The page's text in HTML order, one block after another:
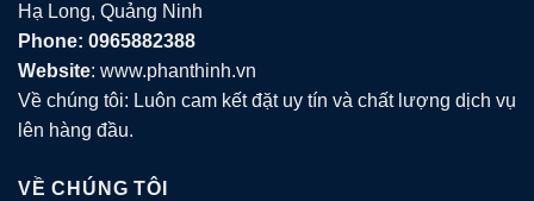
Hạ Long, Quảng Ninh
Phone: 0965882388
Website: www.phanthinh.vn
Về chúng tôi: Luôn cam kết đặt uy tín và chất lượng dịch vụ
lên hàng đầu.
VỀ CHÚNG TÔI